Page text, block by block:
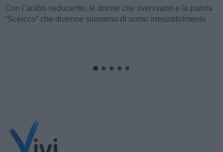
Con l’arabo seducente, le donne che svenivano e la parola
“Sceicco” che divenne sinonimo di uomo irresistibilmente